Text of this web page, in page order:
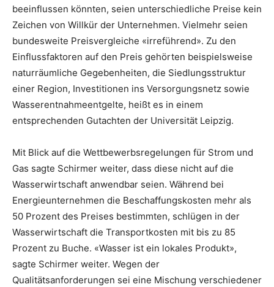
beeinflussen könnten, seien unterschiedliche Preise kein
Zeichen von Willkür der Unternehmen. Vielmehr seien
bundesweite Preisvergleiche «irreführend». Zu den
Einflussfaktoren auf den Preis gehörten beispielsweise
naturräumliche Gegebenheiten, die Siedlungsstruktur
einer Region, Investitionen ins Versorgungsnetz sowie
Wasserentnahmeentgelte, heißt es in einem
entsprechenden Gutachten der Universität Leipzig.
Mit Blick auf die Wettbewerbsregelungen für Strom und
Gas sagte Schirmer weiter, dass diese nicht auf die
Wasserwirtschaft anwendbar seien. Während bei
Energieunternehmen die Beschaffungskosten mehr als
50 Prozent des Preises bestimmten, schlügen in der
Wasserwirtschaft die Transportkosten mit bis zu 85
Prozent zu Buche. «Wasser ist ein lokales Produkt»,
sagte Schirmer weiter. Wegen der
Qualitätsanforderungen sei eine Mischung verschiedener